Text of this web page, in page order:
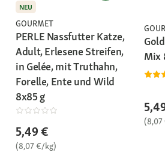
NEU
GOURMET
PERLE Nassfutter Katze,
Adult, Erlesene Streifen,
in Gelée, mit Truthahn,
Forelle, Ente und Wild
8x85 g
5,49 €
(8,07 €/kg)
Mix